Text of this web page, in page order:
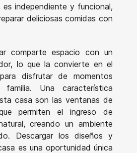
es independiente y funcional,
deliciosas comidas con
comparte espacio con un
lo que la convierte en el
disfrutar de momentos
familia. Una característica
casa son las ventanas de
permiten el ingreso de
creando un ambiente
Descargar los diseños y
es una oportunidad única